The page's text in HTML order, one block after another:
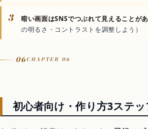
3 暗い画面はSNSでつぶれて見えることが
の明るさ・コントラストを調整しよう）
06CHAPTER 06
初心者向け・作り方3ステ